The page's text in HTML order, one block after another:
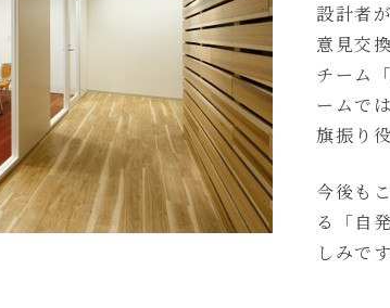
設計者
意見交
チーム
ームで
旗振り
今後も
る「自
しみです